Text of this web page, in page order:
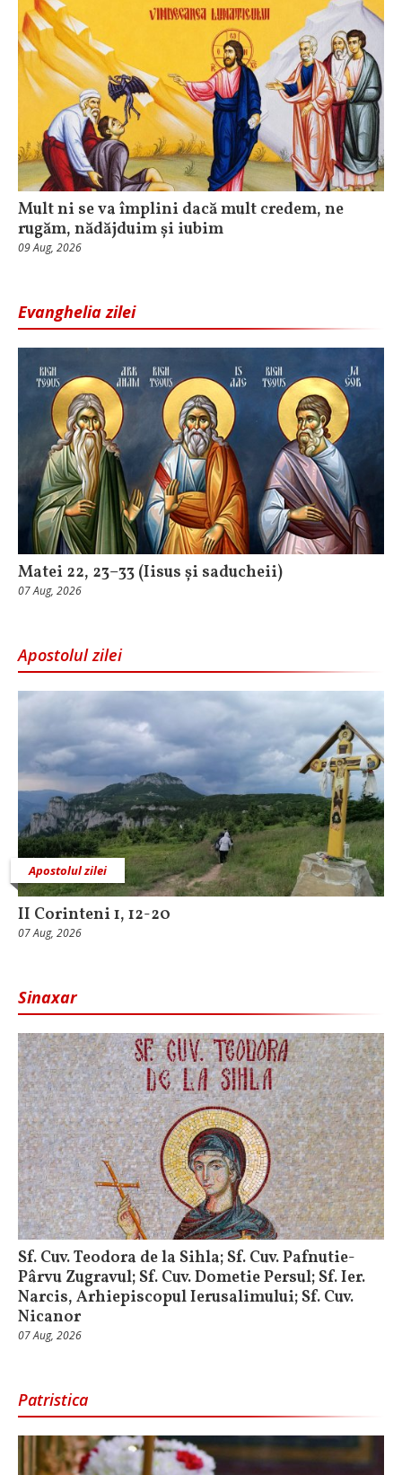
Mult ni se va împlini dacă mult credem, ne
rugăm, nădăjduim și iubim
09 Aug, 2026
Evanghelia zilei
Matei 22, 23–33 (Iisus și saducheii)
07 Aug, 2026
Apostolul zilei
Apostolul zilei
II Corinteni 1, 12-20
07 Aug, 2026
Sinaxar
Sf. Cuv. Teodora de la Sihla; Sf. Cuv. Pafnutie-
Pârvu Zugravul; Sf. Cuv. Dometie Persul; Sf. Ier.
Narcis, Arhiepiscopul Ierusalimului; Sf. Cuv.
Nicanor
07 Aug, 2026
Patristica